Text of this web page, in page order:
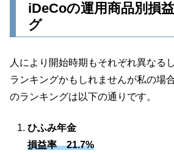
iDeCoの運用商品別損
グ
人により開始時期もそれぞれ異なる
ランキングかもしれませんが私の場
のランキングは以下の通りです。
ひふみ年金
損益率 21.7%